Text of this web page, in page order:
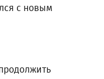
с новым